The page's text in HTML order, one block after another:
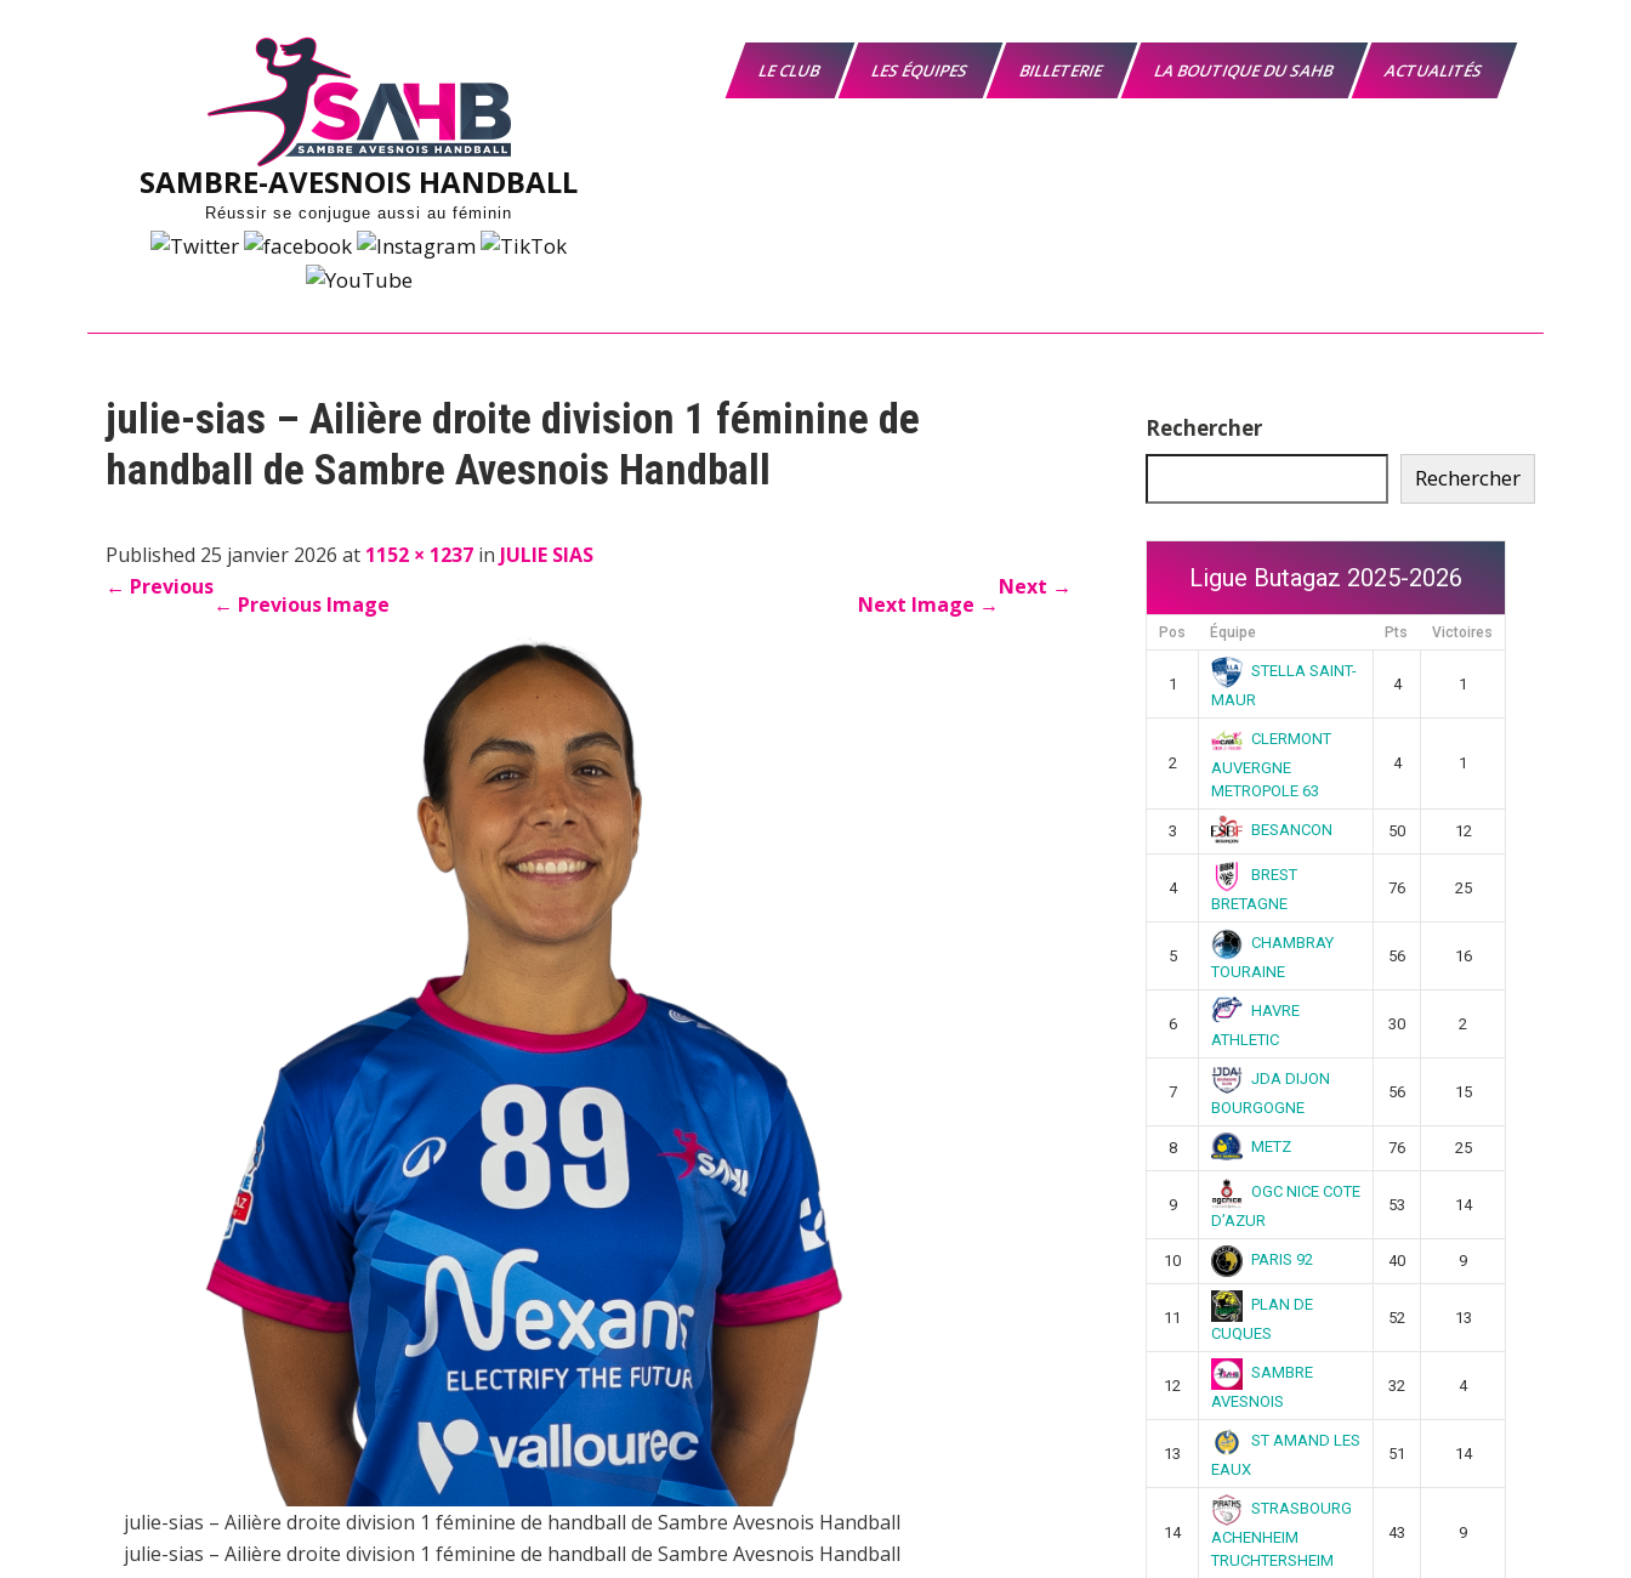
SAMBRE-AVESNOIS HANDBALL
Réussir se conjugue aussi au féminin
LE CLUB LES ÉQUIPES BILLETERIE LA BOUTIQUE DU SAHB ACTUALITÉS
julie-sias – Ailière droite division 1 féminine de
handball de Sambre Avesnois Handball
Published 25 janvier 2026 at 1152 × 1237 in JULIE SIAS
← Previous Next →
← Previous Image Next Image →
julie-sias – Ailière droite division 1 féminine de handball de Sambre Avesnois Handball
julie-sias – Ailière droite division 1 féminine de handball de Sambre Avesnois Handball
Rechercher
Rechercher
Ligue Butagaz 2025-2026
Pos Équipe Pts Victoires
1
STELLA SAINT-
MAUR
4 1
2
CLERMONT
AUVERGNE
METROPOLE 63
4 1
3 BESANCON 50 12
4
BREST
BRETAGNE
76 25
5
CHAMBRAY
TOURAINE
56 16
6
HAVRE
ATHLETIC
30 2
7
JDA DIJON
BOURGOGNE
56 15
8 METZ 76 25
9
OGC NICE COTE
D’AZUR
53 14
10 PARIS 92 40 9
11
PLAN DE
CUQUES
52 13
12
SAMBRE
AVESNOIS
32 4
13
ST AMAND LES
EAUX
51 14
14
STRASBOURG
ACHENHEIM
TRUCHTERSHEIM
43 9